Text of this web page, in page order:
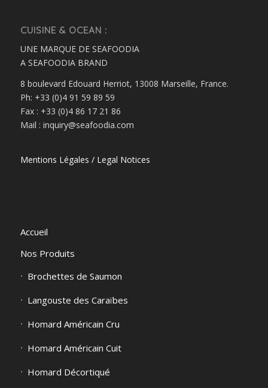
CUISINE & OCEAN :
UNE MARQUE DE SEAFOODIA
A SEAFOODIA BRAND
8 boulevard Edouard Herriot, 13008 Marseille, France.
Ph: +33 (0)4 91 59 89 59
Fax : +33 (0)4 86 17 21 86
Mail : inquiry@seafoodia.com
Mentions Légales / Legal Notices
Accueil
Nos Produits
Brochettes de Saumon
Langouste des Caraïbes
Homard Américain Cru
Homard Américain Cuit
Homard Décortiqué